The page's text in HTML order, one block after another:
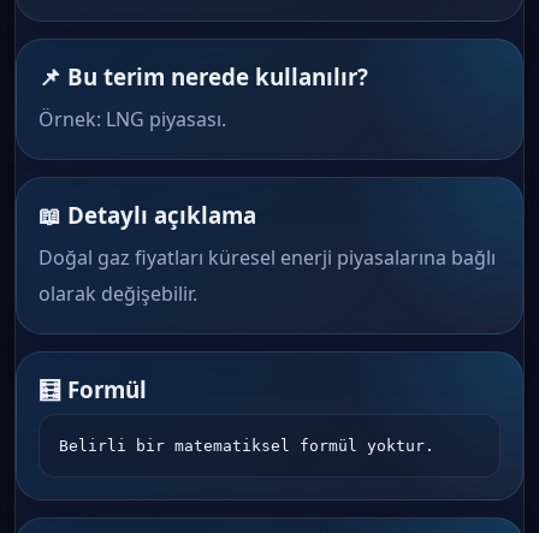
📌 Bu terim nerede kullanılır?
Örnek: LNG piyasası.
📖 Detaylı açıklama
Doğal gaz fiyatları küresel enerji piyasalarına bağlı
olarak değişebilir.
🧮 Formül
Belirli bir matematiksel formül yoktur.